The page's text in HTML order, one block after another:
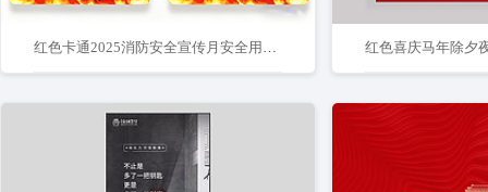
红色卡通2025消防安全宣传月安全用火用电海报组合